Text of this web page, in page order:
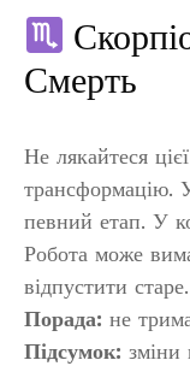
Смерть
Не лякайтеся
трансформацію.
певний етап. У
Робота може
відпустити старе.
Порада: не
Підсумок: зміни